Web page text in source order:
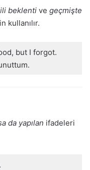
beklenti ve geçmişte
kullanılır.
but I forgot.
da yapılan ifadeleri